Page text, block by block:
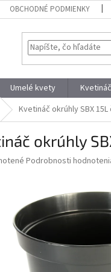
OBCHODNÉ PODMIENKY
Umelé kvety
Kvetináč okrúhly SBX
okrúhly
Podrobnosti